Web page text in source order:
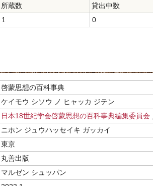
所蔵数 貸出中数
1 0
啓蒙思想の百科事典
ケイモウ シソウ ノ ヒャッカ ジテン
日本18世紀学会啓蒙思想の百科事典編集委員会
ニホン ジュウハッセイキ ガッカイ
東京
丸善出版
マルゼン シュッパン